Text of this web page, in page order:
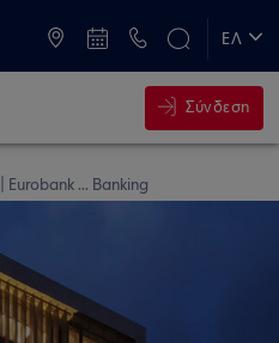
ΕΛ
Σύνδεση
Εurobank ... Banking